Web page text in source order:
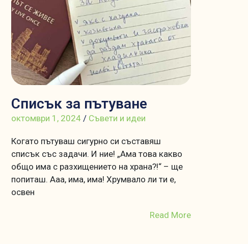
Списък за пътуване
октомври 1, 2024 / Съвети и идеи
Когато пътуваш сигурно си съставяш
списък със задачи. И ние! „Ама това какво
общо има с разхищението на храна?!“ – ще
попиташ. Ааа, има, има! Хрумвало ли ти е,
освен
Read More